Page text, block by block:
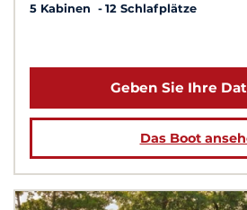
5 Kabinen
12 Schlafplätze
Geben Sie Ihre
Das Boot